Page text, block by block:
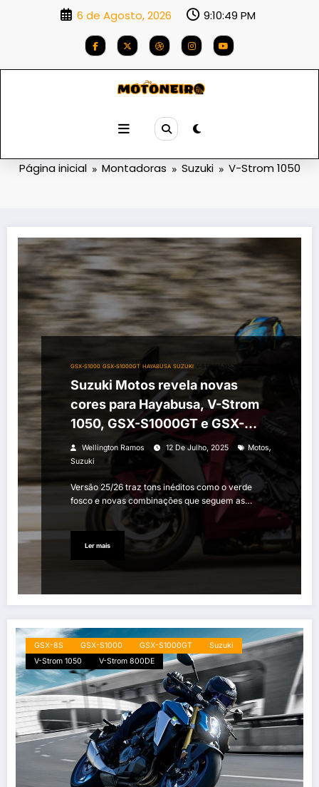
6 de Agosto, 2026 9:10:50 PM
Categoria: V-Strom 1050
Página inicial Montadoras Suzuki V-Strom 1050
GSX-S1000 GSX-S1000GT HAYABUSA SUZUKI V-STROM 1050
Suzuki Motos revela novas
cores para Hayabusa, V-Strom
1050, GSX-S1000GT e GSX-
S1000 na linha 2025/2026
Wellington Ramos 12 De Julho, 2025 Motos,
Suzuki
Versão 25/26 traz tons inéditos como o verde
fosco e novas combinações que seguem as…
Ler mais
GSX-8S GSX-S1000 GSX-S1000GT
Suzuki
V-Strom 1050
V-Strom 800DE